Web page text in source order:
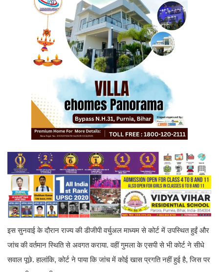
इस सुनवाई के दौरान राज्य की डीजीपी वर्चुअल माध्यम से कोर्ट में उपस्थित हुईं और
जांच की वर्तमान स्थिति से अवगत कराया. वहीं गुमला के एसपी से भी कोर्ट ने सीधे
सवाल पूछे. हालांकि, कोर्ट ने पाया कि जांच में कोई खास प्रगति नहीं हुई है, जिस पर